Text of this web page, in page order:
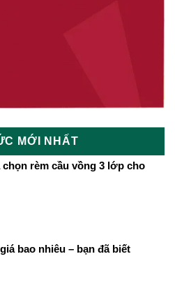
MỚI NHẤT
rèm cầu vồng 3 lớp cho
bao nhiêu – bạn đã biết